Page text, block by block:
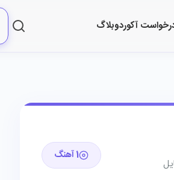
آکوردوبلاگ
1 آهنگ